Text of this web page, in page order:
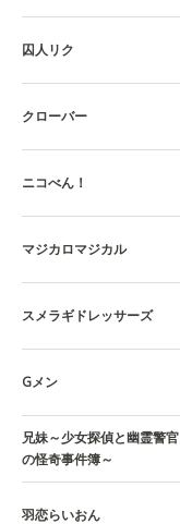
囚人リク
クローバー
ニコべん！
マジカロマジカル
スメラギドレッサーズ
Gメン
兄妹～少女探偵と幽霊警官
の怪奇事件簿～
羽恋らいおん